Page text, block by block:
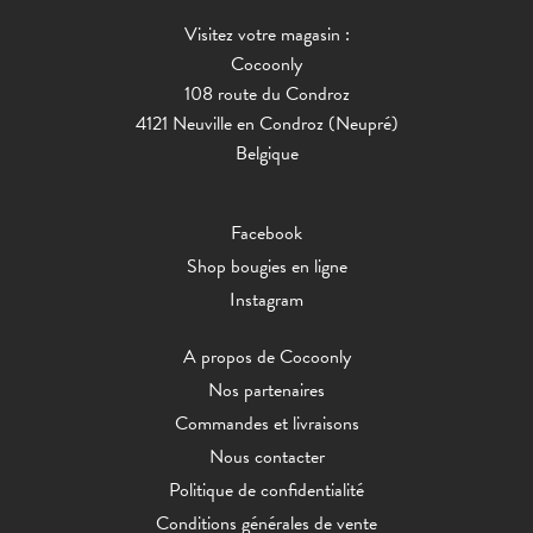
Visitez votre magasin :
Cocoonly
108 route du Condroz
4121 Neuville en Condroz (Neupré)
Belgique
Facebook
Shop bougies en ligne
Instagram
A propos de Cocoonly
Nos partenaires
Commandes et livraisons
Nous contacter
Politique de confidentialité
Conditions générales de vente